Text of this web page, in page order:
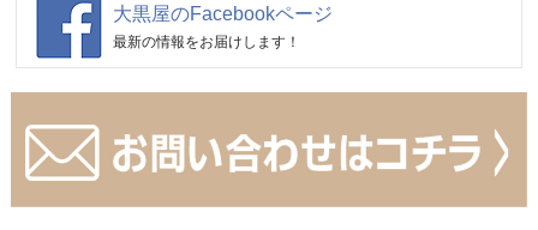
大黒屋のFacebookページ
最新の情報をお届けします！